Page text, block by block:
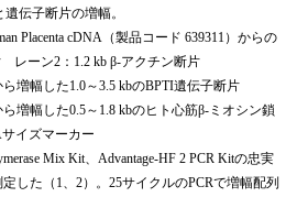
伝子断片の増幅。
Placenta cDNA（製品コード 639311）からの
レーン2：1.2 kb β-アクチン断片
増幅した1.0～3.5 kbのBPTI遺伝子断片
増幅した0.5～1.8 kbのヒト心筋β-ミオシン鎖
イズマーカー
Mix Kit、Advantage-HF 2 PCR Kitの忠実
した（1、2）。25サイクルのPCRで増幅配列